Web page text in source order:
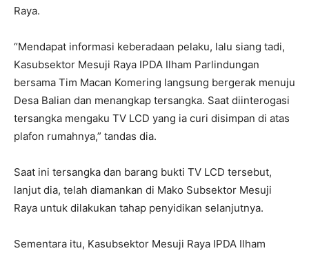
Raya.
“Mendapat informasi keberadaan pelaku, lalu siang tadi,
Kasubsektor Mesuji Raya IPDA Ilham Parlindungan
bersama Tim Macan Komering langsung bergerak menuju
Desa Balian dan menangkap tersangka. Saat diinterogasi
tersangka mengaku TV LCD yang ia curi disimpan di atas
plafon rumahnya,” tandas dia.
Saat ini tersangka dan barang bukti TV LCD tersebut,
lanjut dia, telah diamankan di Mako Subsektor Mesuji
Raya untuk dilakukan tahap penyidikan selanjutnya.
Sementara itu, Kasubsektor Mesuji Raya IPDA Ilham